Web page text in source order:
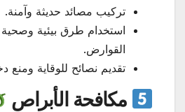
تركيب مصائد حديثة وآمنة.
استخدام طرق بيئية
القوارض.
تقديم نصائح للوقاية ومنع
مكافحة الأبراص